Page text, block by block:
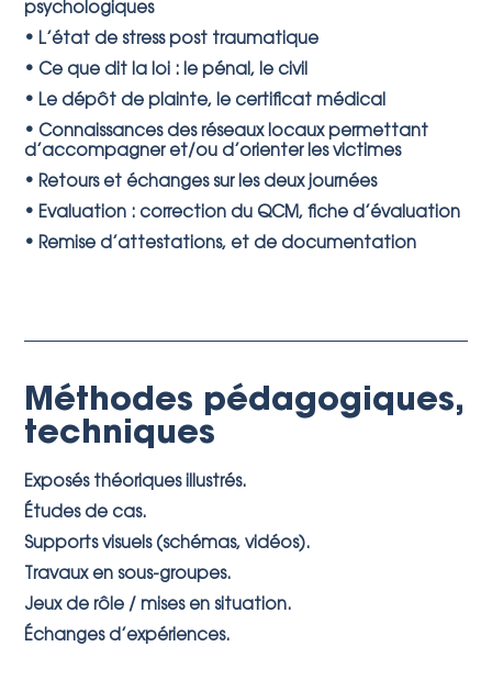
psychologiques
• L’état de stress post traumatique
• Ce que dit la loi : le pénal, le civil
• Le dépôt de plainte, le certificat médical
• Connaissances des réseaux locaux permettant
d’accompagner et/ou d’orienter les victimes
• Retours et échanges sur les deux journées
• Evaluation : correction du QCM, fiche d’évaluation
• Remise d’attestations, et de documentation
Méthodes pédagogiques,
techniques
Exposés théoriques illustrés.
Études de cas.
Supports visuels (schémas, vidéos).
Travaux en sous-groupes.
Jeux de rôle / mises en situation.
Échanges d’expériences.